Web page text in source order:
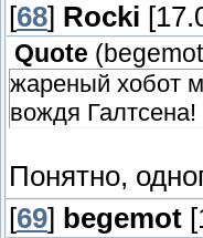
[68] Rocki
Quote (begemot
жареный хобот
вождя Галтсена!
Понятно,
[69] begemot